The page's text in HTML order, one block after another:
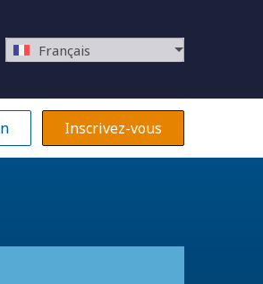
Français
Inscrivez-vous